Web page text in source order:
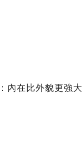
內在比外貌更強大